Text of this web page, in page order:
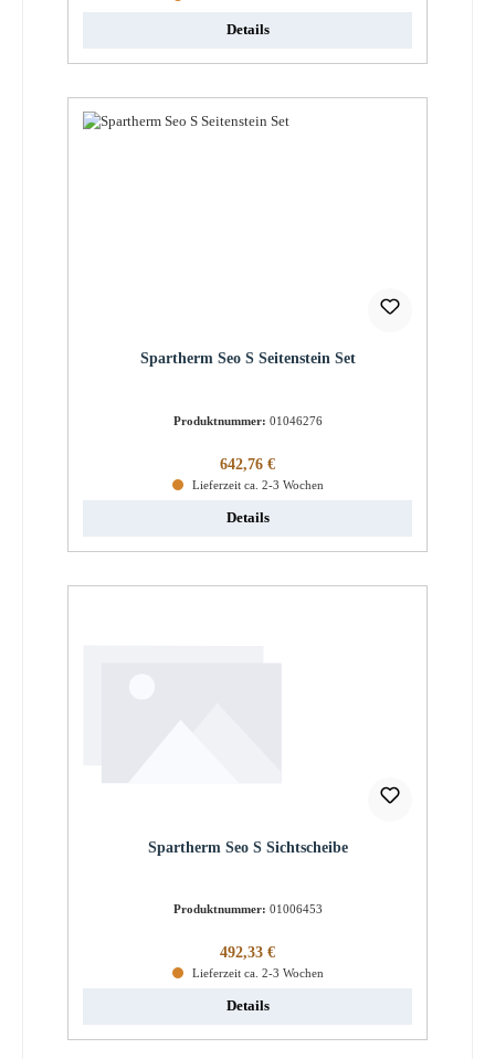
Details
Spartherm Seo S Seitenstein Set
Produktnummer: 01046276
Regulärer Preis:
642,76 €
Lieferzeit ca. 2-3 Wochen
Details
Spartherm Seo S Sichtscheibe
Produktnummer: 01006453
Regulärer Preis:
492,33 €
Lieferzeit ca. 2-3 Wochen
Details